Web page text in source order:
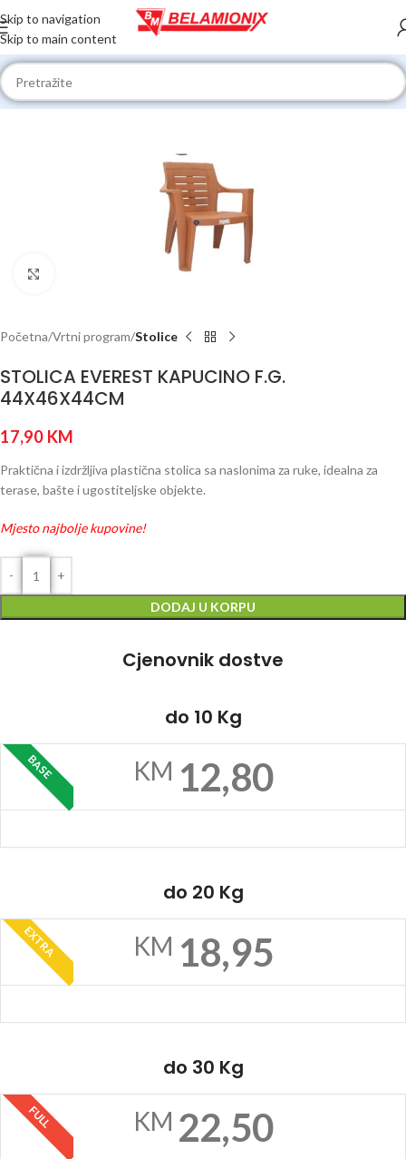
Skip to navigation
Skip to main content
Početna Vrtni program Stolice
STOLICA EVEREST KAPUCINO F.G.
44X46X44CM
17,90 KM
Praktična i izdržljiva plastična stolica sa naslonima za ruke, idealna za
terase, bašte i ugostiteljske objekte.
Mjesto najbolje kupovine!
DODAJ U KORPU
Cjenovnik dostve
do 10 Kg
BASE KM 12,80
do 20 Kg
EXTRA KM 18,95
do 30 Kg
FULL KM 22,50